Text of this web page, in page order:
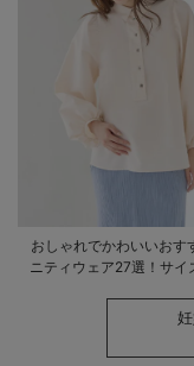
おしゃれでかわいいおす
ニティウェア27選！サイ